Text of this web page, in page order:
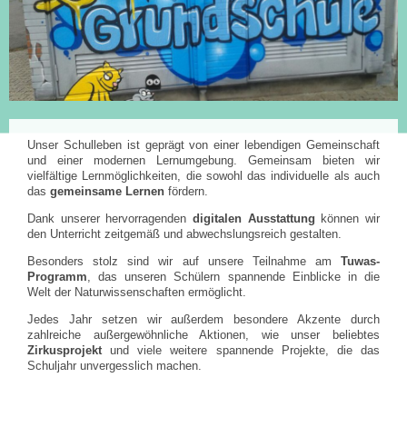
Unser Schulleben ist geprägt von einer lebendigen Gemeinschaft
und einer modernen Lernumgebung. Gemeinsam bieten wir
vielfältige Lernmöglichkeiten, die sowohl das individuelle als auch
das gemeinsame Lernen fördern.
Dank unserer hervorragenden digitalen Ausstattung können wir
den Unterricht zeitgemäß und abwechslungsreich gestalten.
Besonders stolz sind wir auf unsere Teilnahme am Tuwas-
Programm , das unseren Schülern spannende Einblicke in die
Welt der Naturwissenschaften ermöglicht.
Jedes Jahr setzen wir außerdem besondere Akzente durch
zahlreiche außergewöhnliche Aktionen, wie unser beliebtes
Zirkusprojekt und viele weitere spannende Projekte, die das
Schuljahr unvergesslich machen.